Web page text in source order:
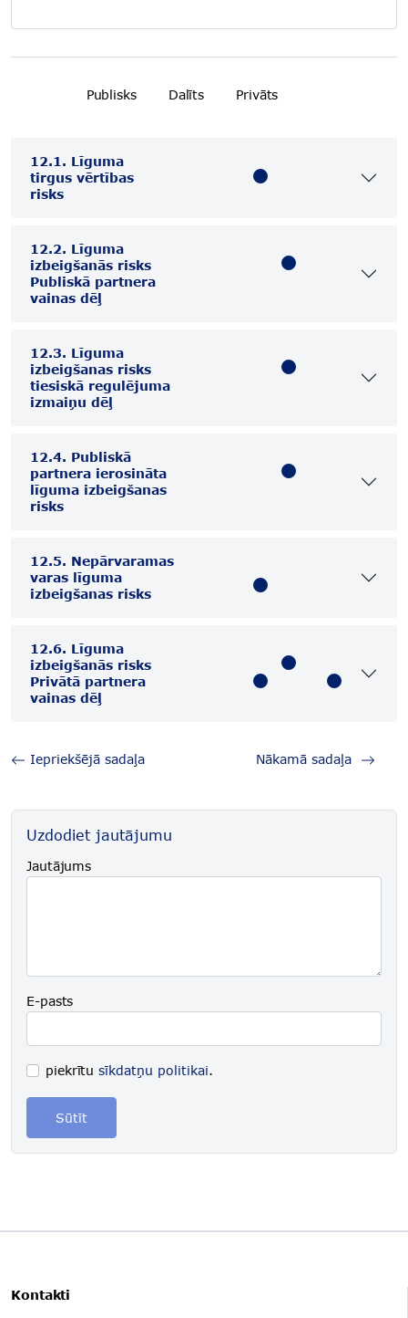
Publisks Dalīts Privāts
12.1. Līguma
tirgus vērtības
risks
12.2. Līguma
izbeigšanās risks
Publiskā partnera
vainas dēļ
12.3. Līguma
izbeigšanas risks
tiesiskā regulējuma
izmaiņu dēļ
12.4. Publiskā
partnera ierosināta
līguma izbeigšanas
risks
12.5. Nepārvaramas
varas līguma
izbeigšanas risks
12.6. Līguma
izbeigšanās risks
Privātā partnera
vainas dēļ
Iepriekšējā sadaļa Nākamā sadaļa
Uzdodiet jautājumu
Jautājums
E-pasts
piekrītusīkdatņu politikai.
Sūtīt
Kontakti